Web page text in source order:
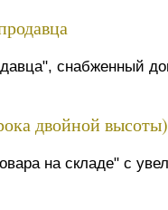
снабженный
двойной высоты)
на складе" с